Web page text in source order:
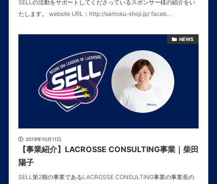
SELLの活動をサポートしてくださっているスポンサー様の紹介をい
たします。 website URL：http://santoku-shoji.jp/ faceb…
NEWS
2019年10月11日
【事業紹介】LACROSSE CONSULTING事業｜柴田
陽子
SELL第2期の事業であるLACROSSE CONSULTING事業の事業長の